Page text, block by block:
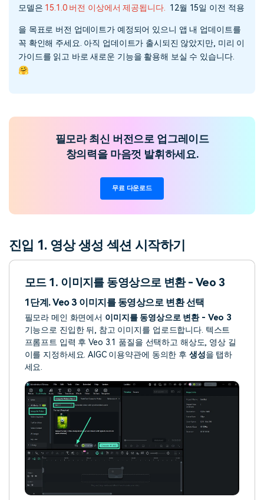
모델은 15.1.0 버전 이상에서 제공됩니다. 12월 15일 이전 적용
을 목표로 버전 업데이트가 예정되어 있으니 앱 내 업데이트를
꼭 확인해 주세요. 아직 업데이트가 출시되진 않았지만, 미리 이
가이드를 읽고 바로 새로운 기능을 활용해 보실 수 있습니다.
🤗
필모라 최신 버전으로 업그레이드
창의력을 마음껏 발휘하세요.
무료 다운로드
진입 1. 영상 생성 섹션 시작하기
모드 1. 이미지를 동영상으로 변환 - Veo 3
1단계. Veo 3 이미지를 동영상으로 변환 선택
필모라 메인 화면에서 이미지를 동영상으로 변환 - Veo 3
기능으로 진입한 뒤, 참고 이미지를 업로드합니다. 텍스트
프롬프트 입력 후 Veo 3.1 품질을 선택하고 해상도, 영상 길
이를 지정하세요. AIGC 이용약관에 동의한 후 생성을 탭하
세요.